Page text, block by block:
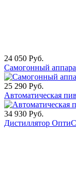
24 050 Руб.
Самогонный
25 290 Руб.
Автоматическая
34 930 Руб.
Дистиллятор